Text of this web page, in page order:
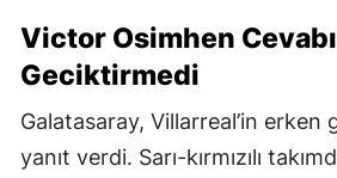
Victor Osimhen Cevabı
Geciktirmedi
Galatasaray, Villarreal’in erken
yanıt verdi. Sarı-kırmızılı